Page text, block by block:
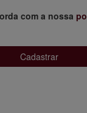
com a nossa
Cadastrar